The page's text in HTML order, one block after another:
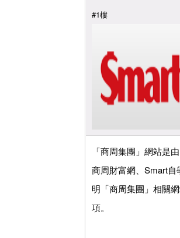
#1樓
「商周集團」網站是
商周財富網、Smart
明「商周集團」相關
項。